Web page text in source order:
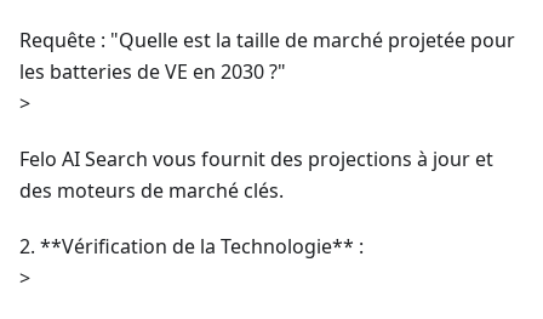
Requête : "Quelle est la taille de marché projetée pour
les batteries de VE en 2030 ?"
>
Felo AI Search vous fournit des projections à jour et
des moteurs de marché clés.
2. **Vérification de la Technologie** :
>